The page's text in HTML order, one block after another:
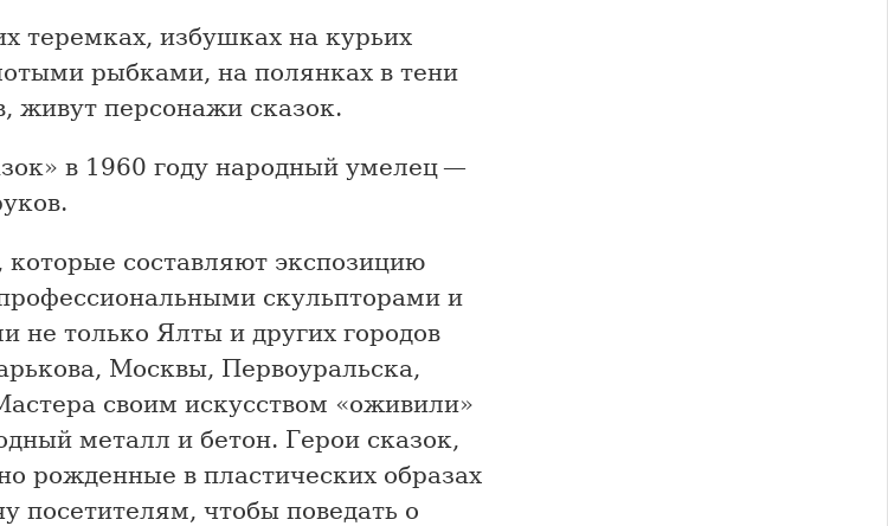
теремках, избушках на курьих
рыбками, на полянках в тени
живут персонажи сказок.
в 1960 году народный умелец —
которые составляют экспозицию
скульпторами и
не только Ялты и других городов
Москвы, Первоуральска,
своим искусством «оживили»
металл и бетон. Герои сказок,
рожденные в пластических образах
посетителям, чтобы поведать о